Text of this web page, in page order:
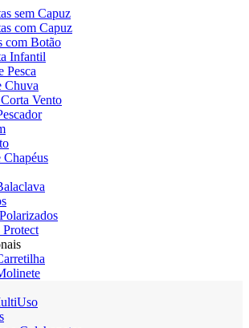
sem Capuz
com Capuz
com Botão
Infantil
Pesca
Chuva
Vento
Chapéus